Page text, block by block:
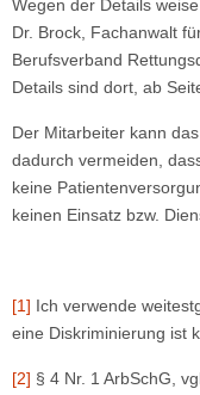
Wegen der Details
Dr. Brock, Fachanwalt
Berufsverband
Details sind dort, ab
Der Mitarbeiter kann
dadurch vermeiden,
keine
keinen Einsatz bzw.
[1] Ich verwende
eine Diskriminierung ist
[2] § 4 Nr. 1 ArbSchG,